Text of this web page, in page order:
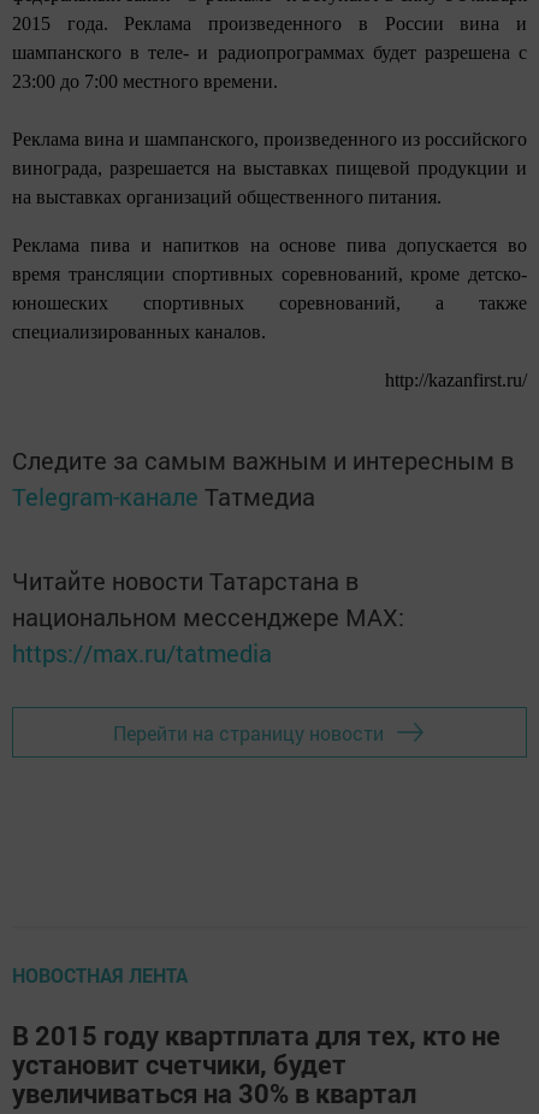
2015 года. Реклама произведенного в России вина и
шампанского в теле- и радиопрограммах будет разрешена с
23:00 до 7:00 местного времени.
Реклама вина и шампанского, произведенного из российского
винограда, разрешается на выставках пищевой продукции и
на выставках организаций общественного питания.
Реклама пива и напитков на основе пива допускается во
время трансляции спортивных соревнований, кроме детско-
юношеских спортивных соревнований, а также
специализированных каналов.
http://kazanfirst.ru/
Следите за самым важным и интересным в
Telegram-канале Татмедиа
Читайте новости Татарстана в
национальном мессенджере MАХ:
https://max.ru/tatmedia
Перейти на страницу новости
НОВОСТНАЯ ЛЕНТА
В 2015 году квартплата для тех, кто не
установит счетчики, будет
увеличиваться на 30% в квартал